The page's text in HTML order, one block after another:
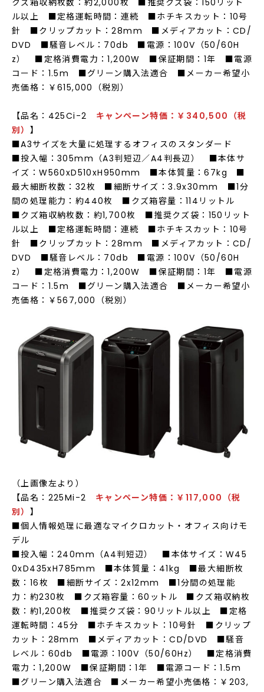
ル以上 ■定格運転時間：連続 ■ホチキスカット：10号
針 ■クリップカット：28mm ■メディアカット：CD/
DVD ■騒音レベル：70db ■電源：100V（50/60H
z） ■定格消費電力：1,200W ■保証期間：1年 ■電源
コード：1.5m ■グリーン購入法適合 ■メーカー希望小
売価格：￥615,000（税別）
【品名：425Ci-2 キャンペーン特価 ：￥340,500（税
別） 】
■A3サイズを大量に処理するオフィスのスタンダード
■投入幅：305mm（A3判短辺／A4判長辺） ■本体サ
イズ：W560xD510xH950mm ■本体質量：67kg ■
最大細断枚数：32枚 ■細断サイズ：3.9x30mm ■1分
間の処理能力：約440枚 ■クズ箱容量：114リットル
■クズ箱収納枚数：約1,700枚 ■推奨クズ袋：150リット
ル以上 ■定格運転時間：連続 ■ホチキスカット：10号
針 ■クリップカット：28mm ■メディアカット：CD/
DVD ■騒音レベル：70db ■電源：100V（50/60H
z） ■定格消費電力：1,200W ■保証期間：1年 ■電源
コード：1.5m ■グリーン購入法適合 ■メーカー希望小
売価格：￥567,000（税別）
（上画像左より）
【品名：225Mi-2 キャンペーン特価 ：￥117,000（税
別） 】
■個人情報処理に最適なマイクロカット・オフィス向けモ
デル
■投入幅：240mm（A4判短辺） ■本体サイズ：W45
0xD435xH785mm ■本体質量：41kg ■最大細断枚
数：16枚 ■細断サイズ：2x12mm ■1分間の処理能
力：約230枚 ■クズ箱容量：60ットル ■クズ箱収納枚
数：約1,200枚 ■推奨クズ袋：90リットル以上 ■定格
運転時間：45分 ■ホチキスカット：10号針 ■クリップ
カット：28mm ■メディアカット：CD/DVD ■騒音
レベル：60db ■電源：100V（50/60Hz） ■定格消費
電力：1,200W ■保証期間：1年 ■電源コード：1.5m
■グリーン購入法適合 ■メーカー希望小売価格：￥203,